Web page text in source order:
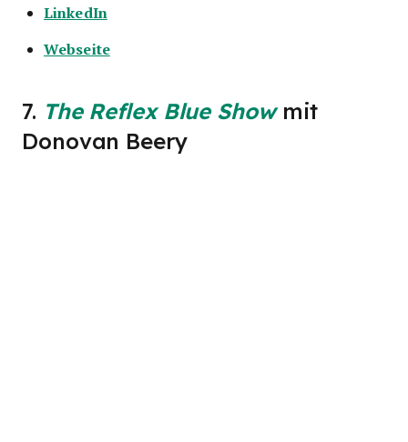
LinkedIn
Webseite
7. The Reflex Blue Showmit
Donovan Beery